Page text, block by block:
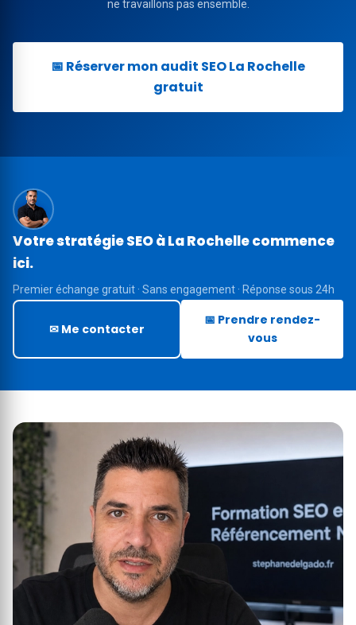
ne travaillons pas ensemble.
📅 Réserver mon audit SEO La Rochelle
gratuit
Votre stratégie SEO à La Rochelle commence
ici.
Premier échange gratuit · Sans engagement · Réponse sous 24h
✉ Me contacter
📅 Prendre rendez-
vous